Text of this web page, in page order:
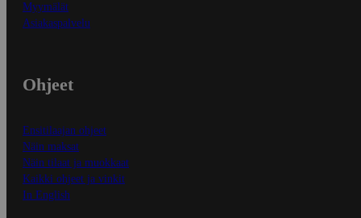
Myymälät
Asiakaspalvelu
Ohjeet
Ensitilaajan ohjeet
Näin maksat
Näin tilaat ja muokkaat
Kaikki ohjeet ja vinkit
In English